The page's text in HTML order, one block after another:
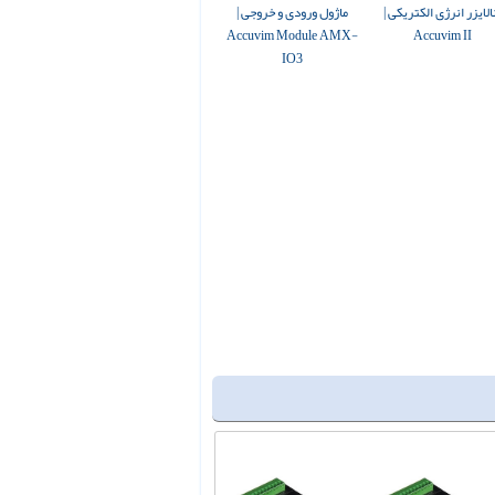
انرژی الکتریکی |
Accuvim II
ماژول ورودی و خروجی |
Accuvim Module AMX-
IO3